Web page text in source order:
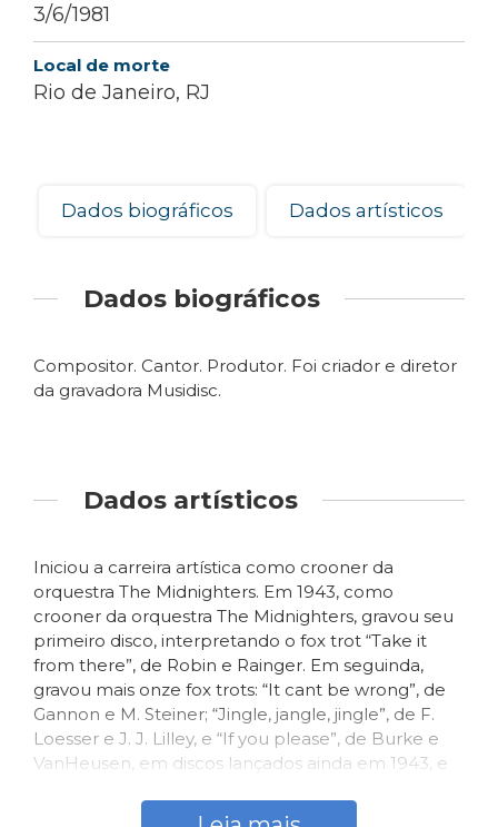
3/6/1981
Local de morte
Rio de Janeiro, RJ
Dados biográficos Dados artísticos
Dados biográficos
Compositor. Cantor. Produtor. Foi criador e diretor
da gravadora Musidisc.
Dados artísticos
Iniciou a carreira artística como crooner da
orquestra The Midnighters. Em 1943, como
crooner da orquestra The Midnighters, gravou seu
primeiro disco, interpretando o fox trot “Take it
from there”, de Robin e Rainger. Em seguinda,
gravou mais onze fox trots: “It cant be wrong”, de
Gannon e M. Steiner; “Jingle, jangle, jingle”, de F.
Loesser e J. J. Lilley, e “If you please”, de Burke e
VanHeusen, em discos lançados ainda em 1943, e
Heusen; “For the first time”, de C. Tobias e D. Kapp;